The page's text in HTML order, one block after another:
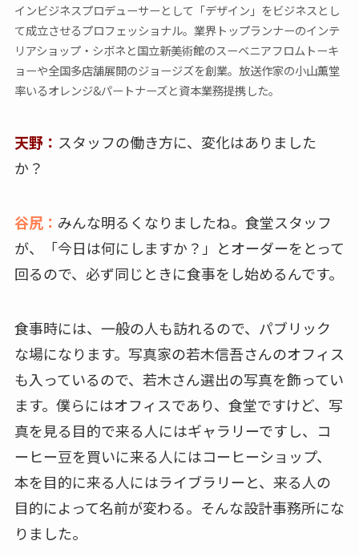
インビジネスプロデューサーとして「デザイン」をビジネスとし
て成立させるプロフェッショナル。業界トップランナーのインテ
リアショップ・シボネと国立新美術館のスーベニアフロムトーキ
ョーや全国多店舗展開のジョージズを創業。放送作家の小山薫堂
率いるオレンジ&パートナーズと資本業務提携した。
天野： スタッフの働き方に、変化はありました
か？
谷尻： みんな明るくなりましたね。食堂スタッフ
が、「今日は何にしますか？」とオーダーをとって
回るので、必ず同じときに食事をし始めるんです。
食事時には、一般の人も訪れるので、パブリック
な場になります。写真家の若木信吾さんのオフィス
も入っているので、若木さん選出の写真を飾ってい
ます。僕らにはオフィスであり、食堂ですけど、写
真を見る目的で来る人にはギャラリーですし、コ
ーヒー豆を買いに来る人にはコーヒーショップ、
本を目的に来る人にはライブラリーと、来る人の
目的によって名前が変わる。そんな設計事務所にな
りました。